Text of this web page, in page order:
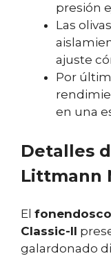
presión
Las
ajuste
Por
en una
Detalles
Littmann
El
Classic-II
galardonado